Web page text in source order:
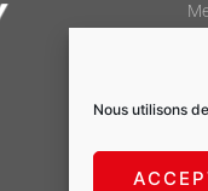
Nous utilisons